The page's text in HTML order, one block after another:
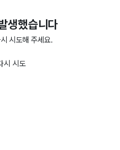
생했습니다
시도해 주세요.
시 시도